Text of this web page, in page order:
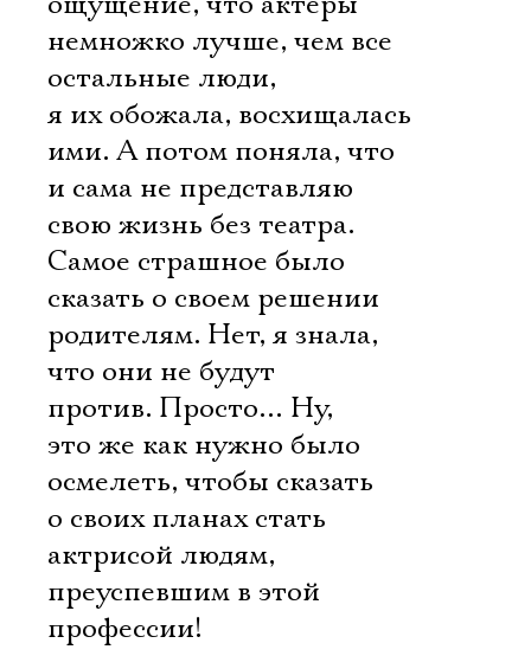
немножко лучше, чем все
остальные люди,
я их обожала, восхищалась
ими. А потом поняла, что
и сама не представляю
свою жизнь без театра.
Самое страшное было
сказать о своем решении
родителям. Нет, я знала,
что они не будут
против. Просто… Ну,
это же как нужно было
осмелеть, чтобы сказать
о своих планах стать
актрисой людям,
преуспевшим в этой
профессии!